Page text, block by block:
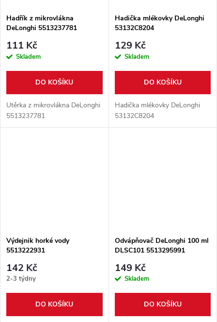
Hadřík z mikrovlákna
DeLonghi 5513237781
111 Kč
Skladem
DO KOŠÍKU
Utěrka z mikrovlákna DeLonghi
5513237781
Hadička mlékovky DeLonghi
53132C8204
129 Kč
Skladem
DO KOŠÍKU
Hadička mlékovky DeLonghi
53132C8204
Výdejnik horké vody
5513222931
142 Kč
2-3 týdny
DO KOŠÍKU
Odvápňovač DeLonghi 100 ml
DLSC101 5513295991
149 Kč
Skladem
DO KOŠÍKU